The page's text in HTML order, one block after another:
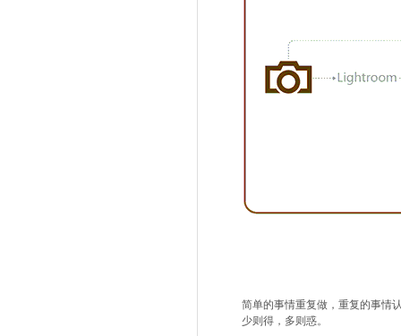
简单的事情重复做，重复的事情
少则得，多则惑。